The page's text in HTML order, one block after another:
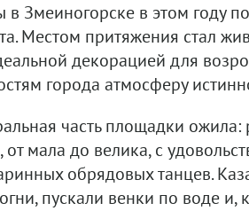
Змеиногорске в этом году
Местом притяжения стал
декорацией для
города атмосферу
часть площадки
от мала до велика, с
обрядовых танцев.
пускали венки по воде